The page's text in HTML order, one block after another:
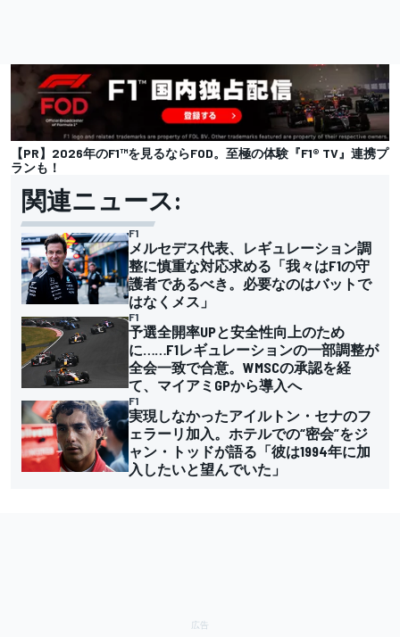
【PR】2026年のF1™︎を見るならFOD。至極の体験『F1® TV』連携プ
ランも！
関連ニュース:
F1
メルセデス代表、レギュレーション調
整に慎重な対応求める「我々はF1の守
護者であるべき。必要なのはバットで
はなくメス」
F1
予選全開率UPと安全性向上のため
に……F1レギュレーションの一部調整が
全会一致で合意。WMSCの承認を経
て、マイアミGPから導入へ
F1
実現しなかったアイルトン・セナのフ
ェラーリ加入。ホテルでの“密会”をジ
ャン・トッドが語る「彼は1994年に加
入したいと望んでいた」